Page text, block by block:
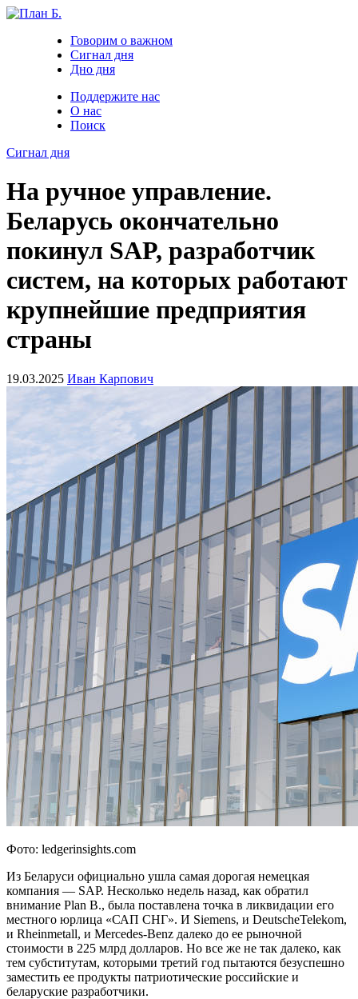
Говорим о важном
Сигнал дня
Дно дня
Поддержите нас
О нас
Поиск
Сигнал дня
На ручное управление.
Беларусь окончательно
покинул SAP, разработчик
систем, на которых работают
крупнейшие предприятия
страны
19.03.2025 Иван Карпович
Фото: ledgerinsights.com
Из Беларуси официально ушла самая дорогая немецкая
компания — SAP. Несколько недель назад, как обратил
внимание Plan B., была поставлена точка в ликвидации его
местного юрлица «САП СНГ». И Siemens, и DeutscheTelekom,
и Rheinmetall, и Mercedes-Benz далеко до ее рыночной
стоимости в 225 млрд долларов. Но все же не так далеко, как
тем субститутам, которыми третий год пытаются безуспешно
заместить ее продукты патриотические российские и
беларуские разработчики.